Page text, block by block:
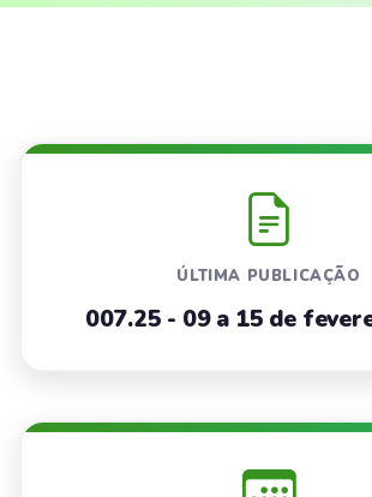
ÚLTIMA PUBLICAÇÃO
007.25 - 09 a 15 de